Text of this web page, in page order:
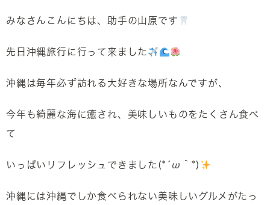
みなさんこんにちは、助手の山原です
先日沖縄旅行に行って来ました
沖縄は毎年必ず訪れる大好きな場所なんですが、
今年も綺麗な海に癒され、美味しいものをたくさん食べ
て
いっぱいリフレッシュできました(*´ω｀*)
沖縄には沖縄でしか食べられない美味しいグルメがたっ